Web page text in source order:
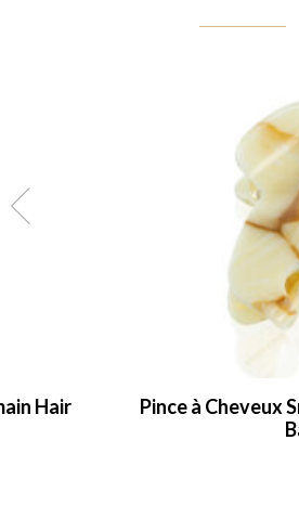
Pince à Cheveux Small
Balmain Hair